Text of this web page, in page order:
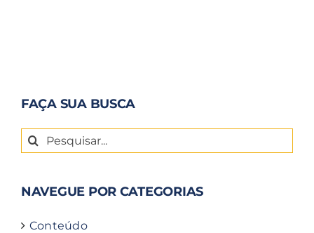
FAÇA SUA BUSCA
Buscar
resultados
NAVEGUE POR CATEGORIAS
Conteúdo